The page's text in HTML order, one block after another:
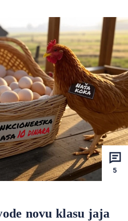
5
novu klasu jaja